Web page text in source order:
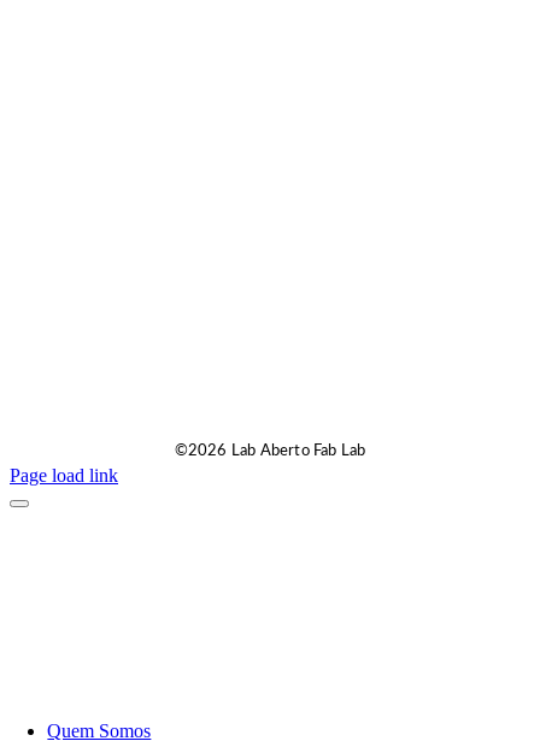
©2026 Lab Aberto Fab Lab
Page load link
Quem Somos